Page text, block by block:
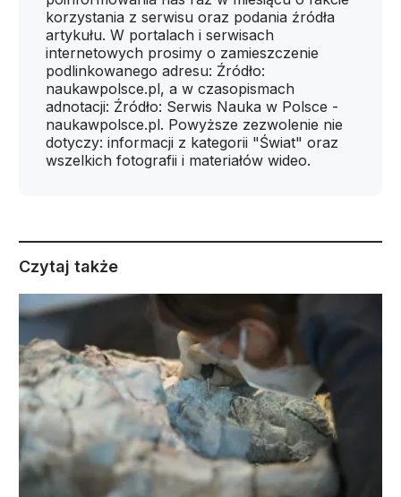
korzystania z serwisu oraz podania źródła
artykułu. W portalach i serwisach
internetowych prosimy o zamieszczenie
podlinkowanego adresu: Źródło:
naukawpolsce.pl, a w czasopismach
adnotacji: Źródło: Serwis Nauka w Polsce -
naukawpolsce.pl. Powyższe zezwolenie nie
dotyczy: informacji z kategorii "Świat" oraz
wszelkich fotografii i materiałów wideo.
Czytaj także